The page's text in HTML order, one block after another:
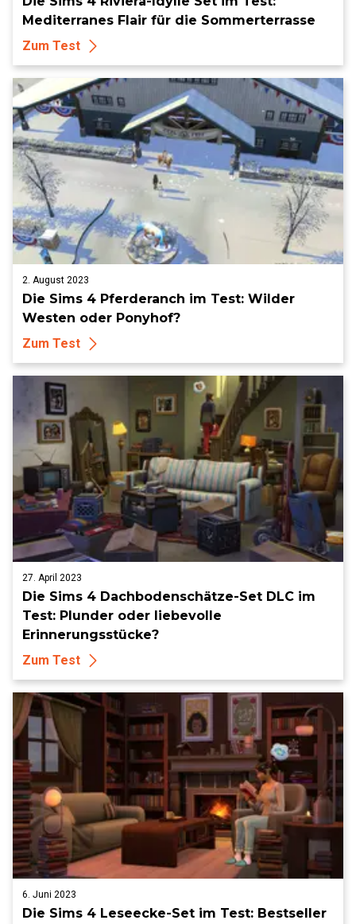
Mediterranes Flair für die Sommerterrasse
Zum Test
2. August 2023
Die Sims 4 Pferderanch im Test: Wilder
Westen oder Ponyhof?
Zum Test
27. April 2023
Die Sims 4 Dachbodenschätze-Set DLC im
Test: Plunder oder liebevolle
Erinnerungsstücke?
Zum Test
6. Juni 2023
Die Sims 4 Leseecke-Set im Test: Bestseller